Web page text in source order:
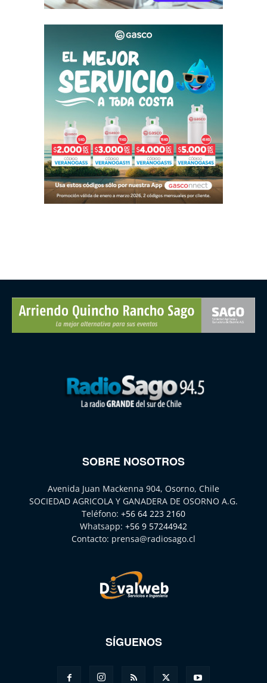
SOBRE NOSOTROS
Avenida Juan Mackenna 904, Osorno, Chile
SOCIEDAD AGRICOLA Y GANADERA DE OSORNO A.G.
Teléfono: +56 64 223 2160
Whatsapp: +56 9 57244942
Contacto: prensa@radiosago.cl
SÍGUENOS